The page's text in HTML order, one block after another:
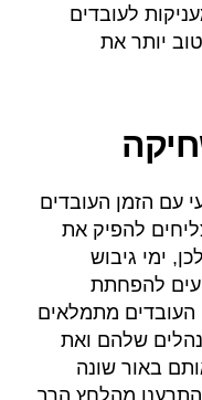
לעובדים
יותר את
עם הזמן העובדים
להפיק את
ימי גיבוש
להפחתת
העובדים מתמלאים
שלהם ואת
באור שונה
מהלחץ הרב